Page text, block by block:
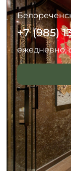
+7 (985)
ежедневно,